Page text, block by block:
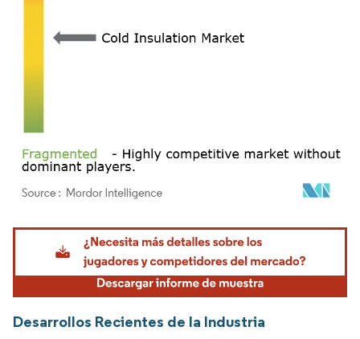
Imagen © Mordor Intelligence. El uso requiere atribución según CC BY 4.0.
Desarrollos Recientes de la Industria